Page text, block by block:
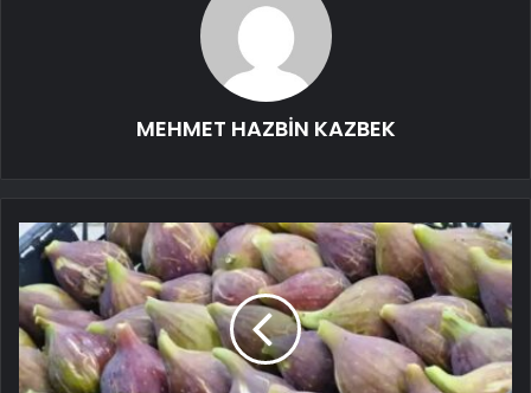
MEHMET HAZBİN KAZBEK